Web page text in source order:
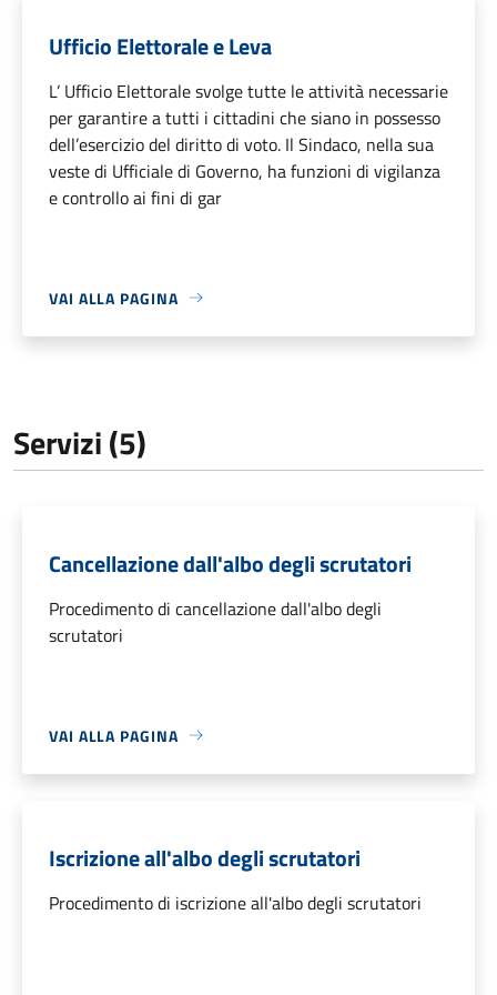
Ufficio Elettorale e Leva
L’ Ufficio Elettorale svolge tutte le attività necessarie
per garantire a tutti i cittadini che siano in possesso
dell’esercizio del diritto di voto. Il Sindaco, nella sua
veste di Ufficiale di Governo, ha funzioni di vigilanza
e controllo ai fini di gar
VAI ALLA PAGINA
Servizi (5)
Cancellazione dall'albo degli scrutatori
Procedimento di cancellazione dall'albo degli
scrutatori
VAI ALLA PAGINA
Iscrizione all'albo degli scrutatori
Procedimento di iscrizione all'albo degli scrutatori